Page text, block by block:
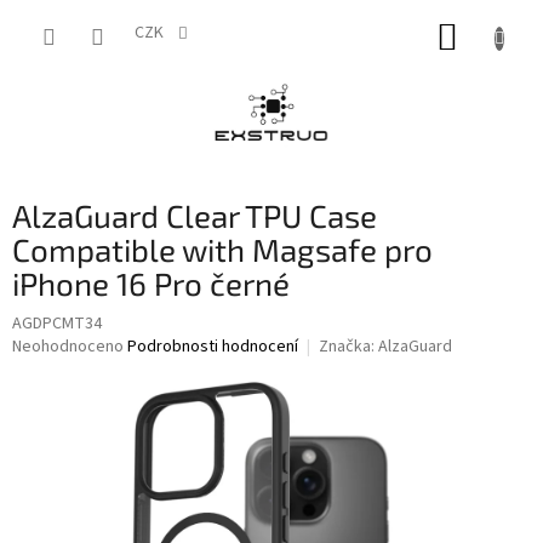
CZK
AlzaGuard Clear TPU Case
Compatible with Magsafe pro
iPhone 16 Pro černé
AGDPCMT34
Průměrné
Neohodnoceno Podrobnosti hodnocení Značka: AlzaGuard